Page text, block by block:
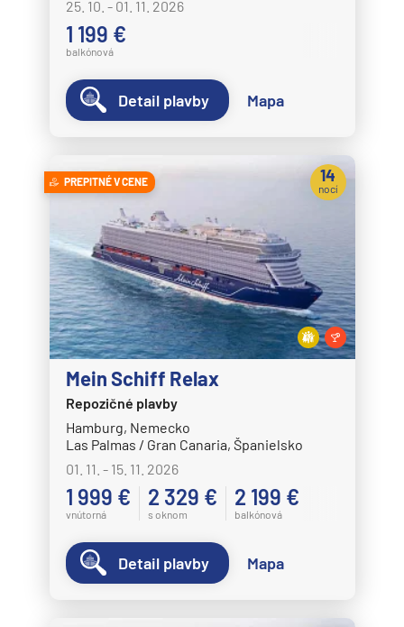
25. 10. - 01. 11. 2026
1 199 €
balkónová
Detail plavby Mapa
PREPITNÉ V CENE
Mein Schiff Relax
Repozičné plavby
Hamburg, Nemecko
Las Palmas / Gran Canaria, Španielsko
01. 11. - 15. 11. 2026
1 999 €
vnútorná
2 329 €
s oknom
2 199 €
balkónová
14
nocí
Detail plavby Mapa